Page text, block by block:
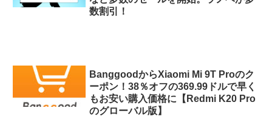
数割引！
BanggoodからXiaomi Mi 9T Proのク
ーポン！38％オフの369.99ドルで早く
もお安い購入価格に【Redmi K20 Pro
のグローバル版】